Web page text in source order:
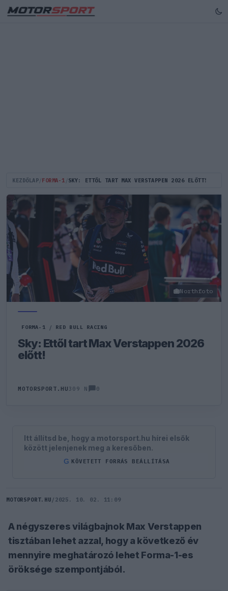
KEZDŐLAP FORMA-1 SKY: ETTŐL TART MAX VERSTAPPEN 2026 ELŐTT!
Northfoto
FORMA-1 / RED BULL RACING
Sky: Ettől tart Max Verstappen 2026
előtt!
MOTORSPORT.HU309 N 0
Itt állítsd be, hogy a motorsport.hu hírei elsők
között jelenjenek meg a keresőben.
G KÖVETETT FORRÁS BEÁLLÍTÁSA
MOTORSPORT.HU / 2025. 10. 02. 11:09
A négyszeres világbajnok Max Verstappen
tisztában lehet azzal, hogy a következő év
mennyire meghatározó lehet Forma-1-es
öröksége szempontjából.